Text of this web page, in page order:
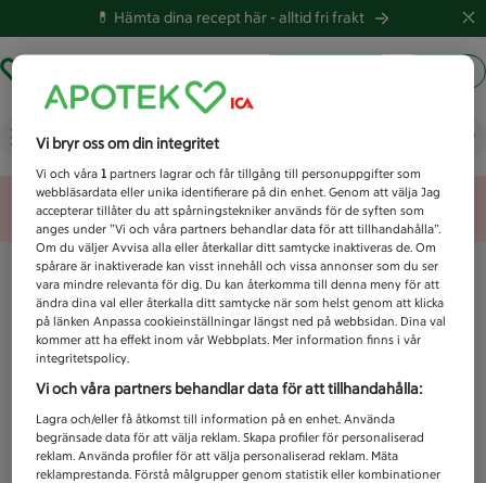
💊 Hämta dina recept här -alltid fri frakt
Vad letar du efter idag?
Unknown error
Vi bryr oss om din integritet
Vi och våra1 partners lagrar och får tillgång till personuppgifter som
webbläsardata eller unika identifierare på din enhet. Genom att välja Jag
accepterar tillåter du att spårningstekniker används för de syften som
anges under ”Vi och våra partners behandlar data för att tillhandahålla”.
Om du väljer Avvisa alla eller återkallar ditt samtycke inaktiveras de. Om
spårare är inaktiverade kan visst innehåll och vissa annonser som du ser
vara mindre relevanta för dig. Du kan återkomma till denna meny för att
ändra dina val eller återkalla ditt samtycke när som helst genom att klicka
på länken Anpassa cookieinställningar längst ned på webbsidan. Dina val
kommer att ha effekt inom vår Webbplats. Mer information finns i vår
integritetspolicy.
Vi och våra partners behandlar data för att tillhandahålla:
Lagra och/eller få åtkomst till information på en enhet. Använda
begränsade data för att välja reklam. Skapa profiler för personaliserad
reklam. Använda profiler för att välja personaliserad reklam. Mäta
reklamprestanda. Förstå målgrupper genom statistik eller kombinationer